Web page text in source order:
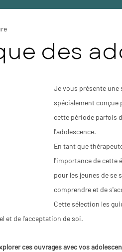
des
Je vous présente une
spécialement conçue
cette période parfois
l'adolescence.
En tant que
l'importance de cette
pour les jeunes de se
comprendre et de
Cette sélection les
et de l'acceptation de soi.
ces ouvrages avec vos